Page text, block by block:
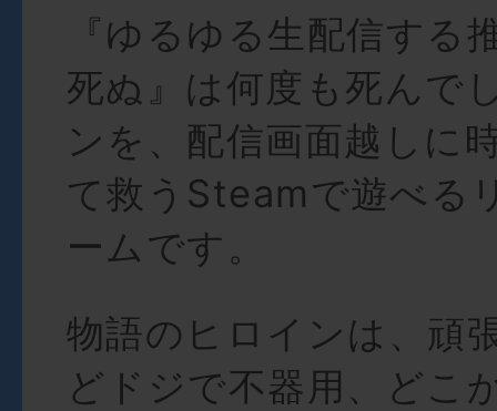
『ゆるゆる生配信する
死ぬ』は何度も死んで
ンを、配信画面越しに
て救うSteamで遊べる
ームです。
物語のヒロインは、頑
どドジで不器用、どこ